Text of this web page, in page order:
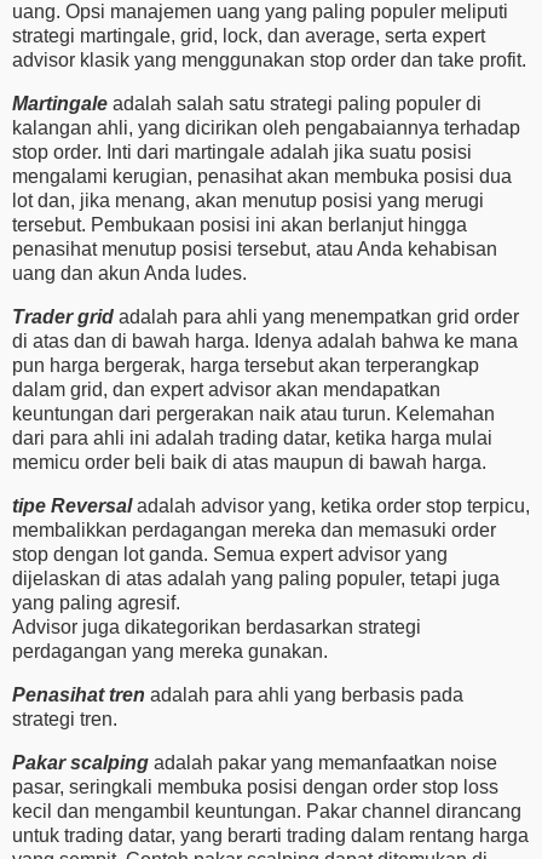
uang. Opsi manajemen uang yang paling populer meliputi
strategi martingale, grid, lock, dan average, serta expert
advisor klasik yang menggunakan stop order dan take profit.
Martingale adalah salah satu strategi paling populer di
kalangan ahli, yang dicirikan oleh pengabaiannya terhadap
stop order. Inti dari martingale adalah jika suatu posisi
mengalami kerugian, penasihat akan membuka posisi dua
lot dan, jika menang, akan menutup posisi yang merugi
tersebut. Pembukaan posisi ini akan berlanjut hingga
penasihat menutup posisi tersebut, atau Anda kehabisan
uang dan akun Anda ludes.
Trader grid adalah para ahli yang menempatkan grid order
di atas dan di bawah harga. Idenya adalah bahwa ke mana
pun harga bergerak, harga tersebut akan terperangkap
dalam grid, dan expert advisor akan mendapatkan
keuntungan dari pergerakan naik atau turun. Kelemahan
dari para ahli ini adalah trading datar, ketika harga mulai
memicu order beli baik di atas maupun di bawah harga.
tipe Reversaladalah advisor yang, ketika order stop terpicu,
membalikkan perdagangan mereka dan memasuki order
stop dengan lot ganda. Semua expert advisor yang
dijelaskan di atas adalah yang paling populer, tetapi juga
yang paling agresif.
Advisor juga dikategorikan berdasarkan strategi
perdagangan yang mereka gunakan.
Penasihat tren adalah para ahli yang berbasis pada
strategi tren.
Pakar scalping adalah pakar yang memanfaatkan noise
pasar, seringkali membuka posisi dengan order stop loss
kecil dan mengambil keuntungan. Pakar channel dirancang
untuk trading datar, yang berarti trading dalam rentang harga